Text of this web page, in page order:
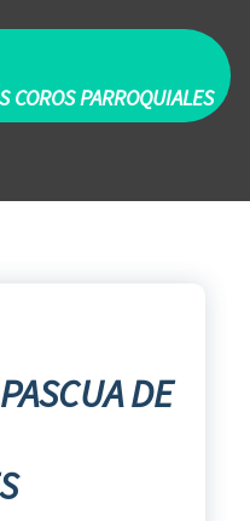
COROS PARROQUIALES
DE